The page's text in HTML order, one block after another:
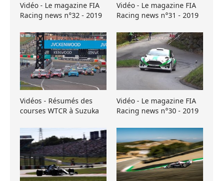
Vidéo - Le magazine FIA
Racing news n°32 - 2019
Vidéo - Le magazine FIA
Racing news n°31 - 2019
Vidéos - Résumés des
courses WTCR à Suzuka
Vidéo - Le magazine FIA
Racing news n°30 - 2019